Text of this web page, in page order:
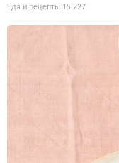
Еда и рецепты 15 227